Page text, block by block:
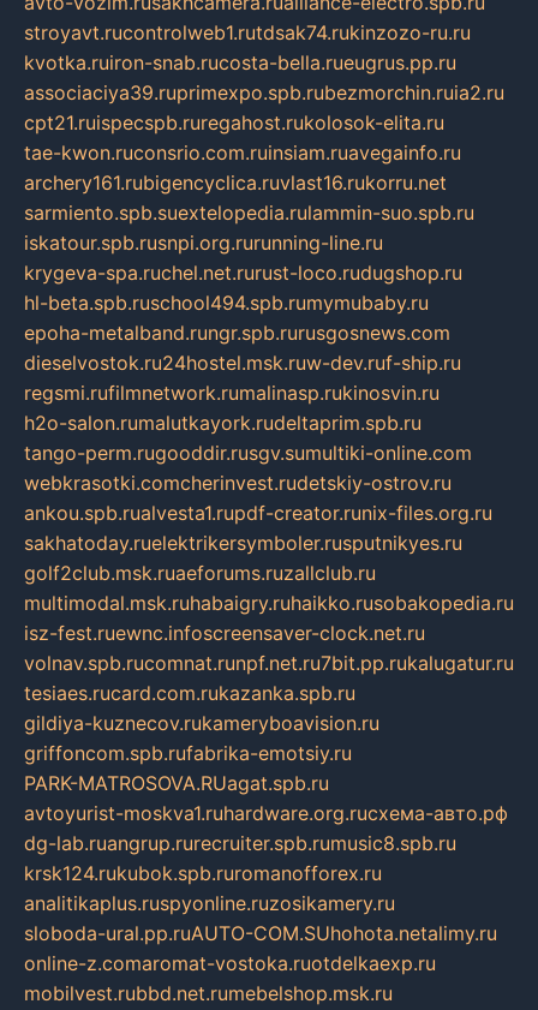
stroyavt.rucontrolweb1.rutdsak74.rukinzozo-ru.ru
kvotka.ruiron-snab.rucosta-bella.rueugrus.pp.ru
associaciya39.ruprimexpo.spb.rubezmorchin.ruia2.ru
cpt21.ruispecspb.ruregahost.rukolosok-elita.ru
tae-kwon.ruconsrio.com.ruinsiam.ruavegainfo.ru
archery161.rubigencyclica.ruvlast16.rukorru.net
sarmiento.spb.suextelopedia.rulammin-suo.spb.ru
iskatour.spb.rusnpi.org.rurunning-line.ru
krygeva-spa.ruchel.net.rurust-loco.rudugshop.ru
hl-beta.spb.ruschool494.spb.rumymubaby.ru
epoha-metalband.rungr.spb.rurusgosnews.com
dieselvostok.ru24hostel.msk.ruw-dev.ruf-ship.ru
regsmi.rufilmnetwork.rumalinasp.rukinosvin.ru
h2o-salon.rumalutkayork.rudeltaprim.spb.ru
tango-perm.rugooddir.rusgv.sumultiki-online.com
webkrasotki.comcherinvest.rudetskiy-ostrov.ru
ankou.spb.rualvesta1.rupdf-creator.runix-files.org.ru
sakhatoday.ruelektrikersymboler.rusputnikyes.ru
golf2club.msk.ruaeforums.ruzallclub.ru
multimodal.msk.ruhabaigry.ruhaikko.rusobakopedia.ru
isz-fest.ruewnc.infoscreensaver-clock.net.ru
volnav.spb.rucomnat.runpf.net.ru7bit.pp.rukalugatur.ru
tesiaes.rucard.com.rukazanka.spb.ru
gildiya-kuznecov.rukameryboavision.ru
griffoncom.spb.rufabrika-emotsiy.ru
PARK-MATROSOVA.RUagat.spb.ru
avtoyurist-moskva1.ruhardware.org.ruсхема-авто.рф
dg-lab.ruangrup.rurecruiter.spb.rumusic8.spb.ru
krsk124.rukubok.spb.ruromanofforex.ru
analitikaplus.ruspyonline.ruzosikamery.ru
sloboda-ural.pp.ruAUTO-COM.SUhohota.netalimy.ru
online-z.comaromat-vostoka.ruotdelkaexp.ru
mobilvest.rubbd.net.rumebelshop.msk.ru